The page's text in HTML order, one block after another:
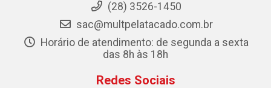
(28) 3526-1450
sac@multpelatacado.com.br
Horário de atendimento: de segunda a sexta
das 8h às 18h
Redes Sociais